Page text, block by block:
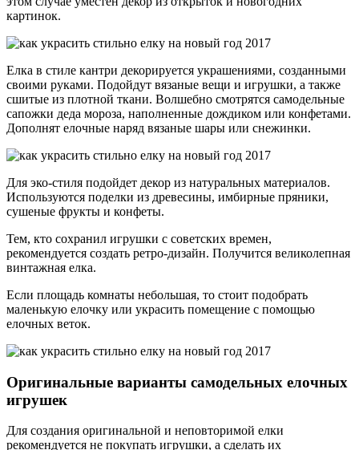
картинок.
Елка в стиле кантри декорируется украшениями, созданными
своими руками. Подойдут вязаные вещи и игрушки, а также
сшитые из плотной ткани. Волшебно смотрятся самодельные
сапожки деда мороза, наполненные дождиком или конфетами.
Дополнят елочные наряд вязаные шары или снежинки.
Для эко-стиля подойдет декор из натуральных материалов.
Используются поделки из древесины, имбирные пряники,
сушеные фрукты и конфеты.
Тем, кто сохранил игрушки с советских времен,
рекомендуется создать ретро-дизайн. Получится великолепная
винтажная елка.
Если площадь комнаты небольшая, то стоит подобрать
маленькую елочку или украсить помещение с помощью
елочных веток.
Оригинальные варианты самодельных елочных
игрушек
Для создания оригинальной и неповторимой елки
рекомендуется не покупать игрушки, а сделать их